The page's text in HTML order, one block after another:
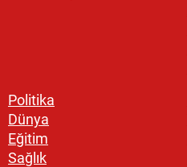
Politika
Dünya
Eğitim
Sağlık